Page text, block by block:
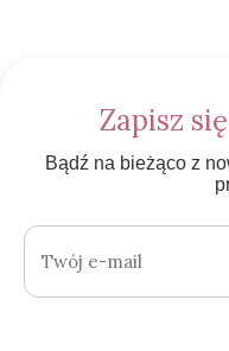
Zapisz
Bądź na bieżąco z